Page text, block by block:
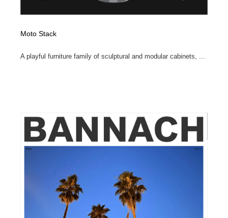
Moto Stack
A playful furniture family of sculptural and modular cabinets, ...